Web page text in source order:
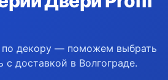
декору — поможем выбрать
доставкой в Волгограде.